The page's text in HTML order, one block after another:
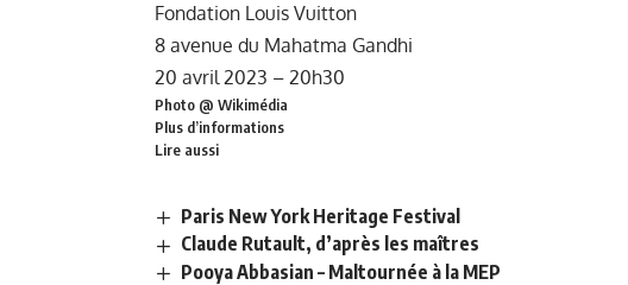
Fondation Louis Vuitton
8 avenue du Mahatma Gandhi
20 avril 2023 – 20h30
Photo @ Wikimédia
Plus d’informations
Lire aussi
Paris New York Heritage Festival
Claude Rutault, d’après les maîtres
Pooya Abbasian – Maltournée à la MEP